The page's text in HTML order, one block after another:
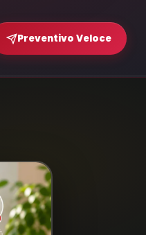
Preventivo Veloce